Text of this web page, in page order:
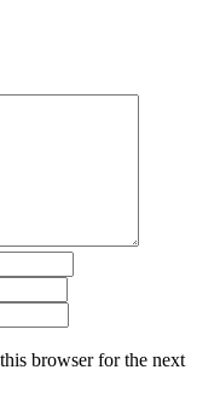
browser for the next